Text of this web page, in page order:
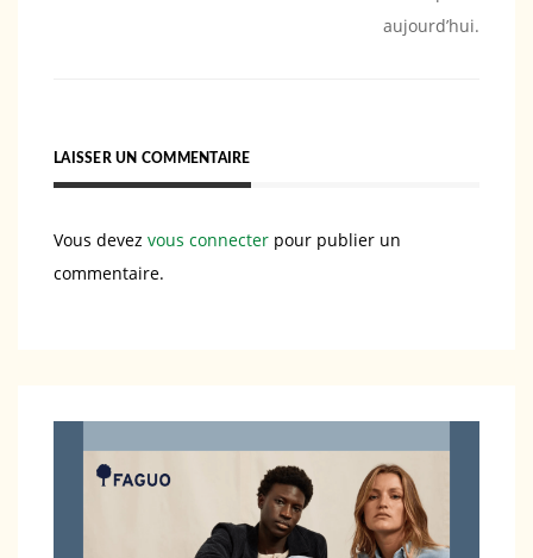
aujourd’hui.
LAISSER UN COMMENTAIRE
Vous devez vous connecter pour publier un
commentaire.